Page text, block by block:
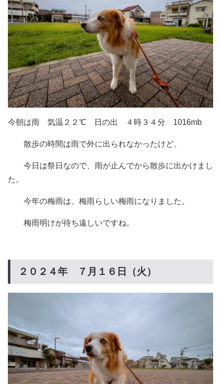
今朝は雨 気温２２℃ 日の出 ４時３４分 1016mb
散歩の時間は雨で外に出られなかったけど、
今日は祭日なので、雨が止んでから散歩に出かけまし
た。
今年の梅雨は、梅雨らしい梅雨になりました。
梅雨明けが待ち遠しいですね。
２０２４年 ７月１６日（火）